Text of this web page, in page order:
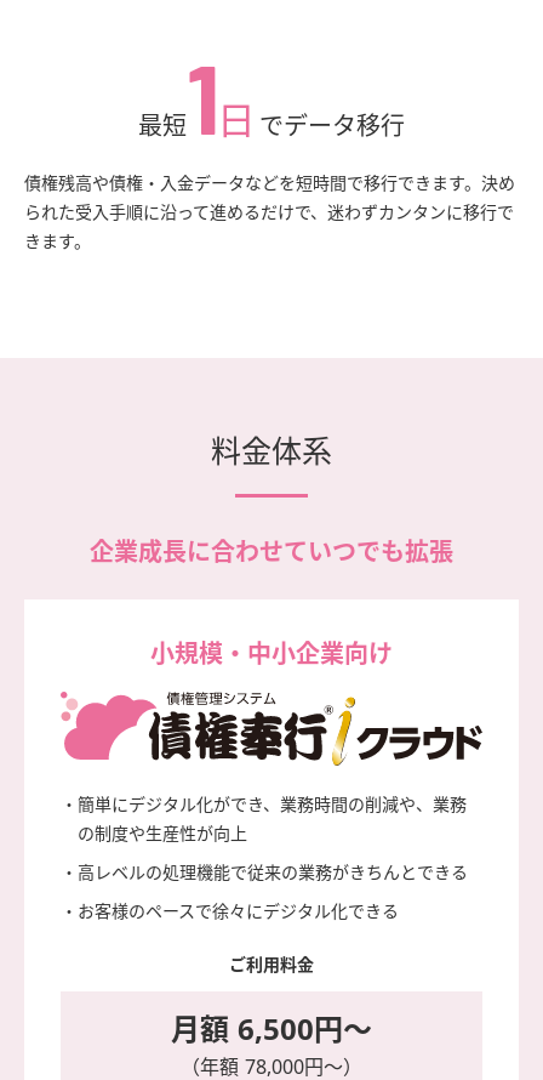
最短1日 でデータ移行
債権残高や債権・入金データなどを短時間で移行できます。決め
られた受入手順に沿って進めるだけで、迷わずカンタンに移行で
きます。
料金体系
企業成長に合わせていつでも拡張
小規模・中小企業向け
・簡単にデジタル化ができ、業務時間の削減や、業務
の制度や生産性が向上
・高レベルの処理機能で従来の業務がきちんとできる
・お客様のペースで徐々にデジタル化できる
ご利用料金
月額 6,500円〜
（年額 78,000円〜）